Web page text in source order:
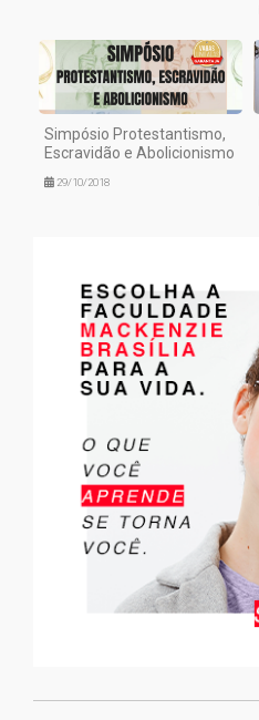
Simpósio Protestantismo,
Escravidão e Abolicionismo
29/10/2018